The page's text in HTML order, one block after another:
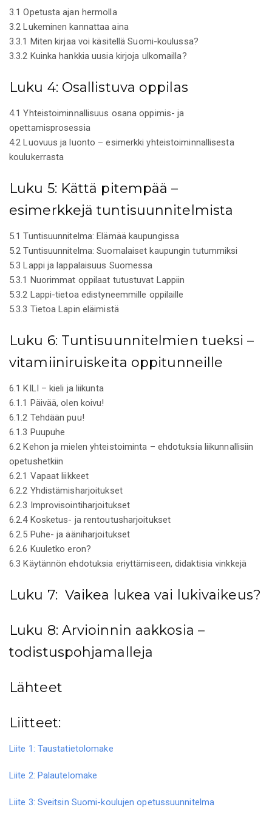
3.1 Opetusta ajan hermolla
3.2 Lukeminen kannattaa aina
3.3.1 Miten kirjaa voi käsitellä Suomi-koulussa?
3.3.2 Kuinka hankkia uusia kirjoja ulkomailla?
Luku 4: Osallistuva oppilas
4.1 Yhteistoiminnallisuus osana oppimis- ja
opettamisprosessia
4.2 Luovuus ja luonto – esimerkki yhteistoiminnallisesta
koulukerrasta
Luku 5: Kättä pitempää –
esimerkkejä tuntisuunnitelmista
5.1 Tuntisuunnitelma: Elämää kaupungissa
5.2 Tuntisuunnitelma: Suomalaiset kaupungin tutummiksi
5.3 Lappi ja lappalaisuus Suomessa
5.3.1 Nuorimmat oppilaat tutustuvat Lappiin
5.3.2 Lappi-tietoa edistyneemmille oppilaille
5.3.3 Tietoa Lapin eläimistä
Luku 6: Tuntisuunnitelmien tueksi –
vitamiiniruiskeita oppitunneille
6.1 KILI – kieli ja liikunta
6.1.1 Päivää, olen koivu!
6.1.2 Tehdään puu!
6.1.3 Puupuhe
6.2 Kehon ja mielen yhteistoiminta – ehdotuksia liikunnallisiin
opetushetkiin
6.2.1 Vapaat liikkeet
6.2.2 Yhdistämisharjoitukset
6.2.3 Improvisointiharjoitukset
6.2.4 Kosketus- ja rentoutusharjoitukset
6.2.5 Puhe- ja ääniharjoitukset
6.2.6 Kuuletko eron?
6.3 Käytännön ehdotuksia eriyttämiseen, didaktisia vinkkejä
Luku 7: Vaikea lukea vai lukivaikeus?
Luku 8: Arvioinnin aakkosia –
todistuspohjamalleja
Lähteet
Liitteet:
Liite 1: Taustatietolomake
Liite 2: Palautelomake
Liite 3: Sveitsin Suomi-koulujen opetussuunnitelma